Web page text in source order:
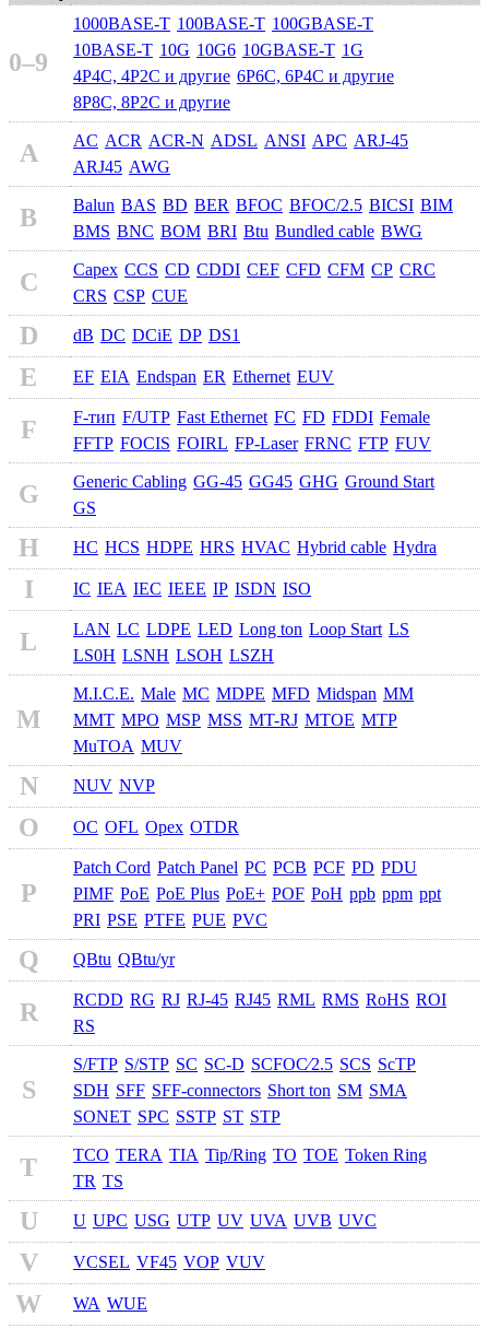
0–9
1000BASE-T 100BASE-T 100GBASE-T
10BASE-T 10G 10G6 10GBASE-T 1G
4P4C, 4P2C и другие 6P6C, 6P4C и другие
8P8C, 8P2C и другие
A AC ACR ACR-N ADSL ANSI APC ARJ-45
ARJ45 AWG
B Balun BAS BD BER BFOC BFOC/2.5 BICSI BIM
BMS BNC BOM BRI Btu Bundled cable BWG
C Capex CCS CD CDDI CEF CFD CFM CP CRC
CRS CSP CUE
D dB DC DCiE DP DS1
E EF EIA Endspan ER Ethernet EUV
F F-тип F/UTP Fast Ethernet FC FD FDDI Female
FFTP FOCIS FOIRL FP-Laser FRNC FTP FUV
G Generic Cabling GG-45 GG45 GHG Ground Start
GS
H HC HCS HDPE HRS HVAC Hybrid cable Hydra
I IC IEA IEC IEEE IP ISDN ISO
L LAN LC LDPE LED Long ton Loop Start LS
LS0H LSNH LSOH LSZH
M
M.I.C.E. Male MC MDPE MFD Midspan MM
MMT MPO MSP MSS MT-RJ MTOE MTP
MuTOA MUV
N NUV NVP
O OC OFL Opex OTDR
P
Patch Cord Patch Panel PC PCB PCF PD PDU
PIMF PoE PoE Plus PoE+ POF PoH ppb ppm ppt
PRI PSE PTFE PUE PVC
Q QBtu QBtu/yr
R RCDD RG RJ RJ-45 RJ45 RML RMS RoHS ROI
RS
S
S/FTP S/STP SC SC-D SCFOC⁄2.5 SCS ScTP
SDH SFF SFF-connectors Short ton SM SMA
SONET SPC SSTP ST STP
T TCO TERA TIA Tip/Ring TO TOE Token Ring
TR TS
U U UPC USG UTP UV UVA UVB UVC
V VCSEL VF45 VOP VUV
W WA WUE